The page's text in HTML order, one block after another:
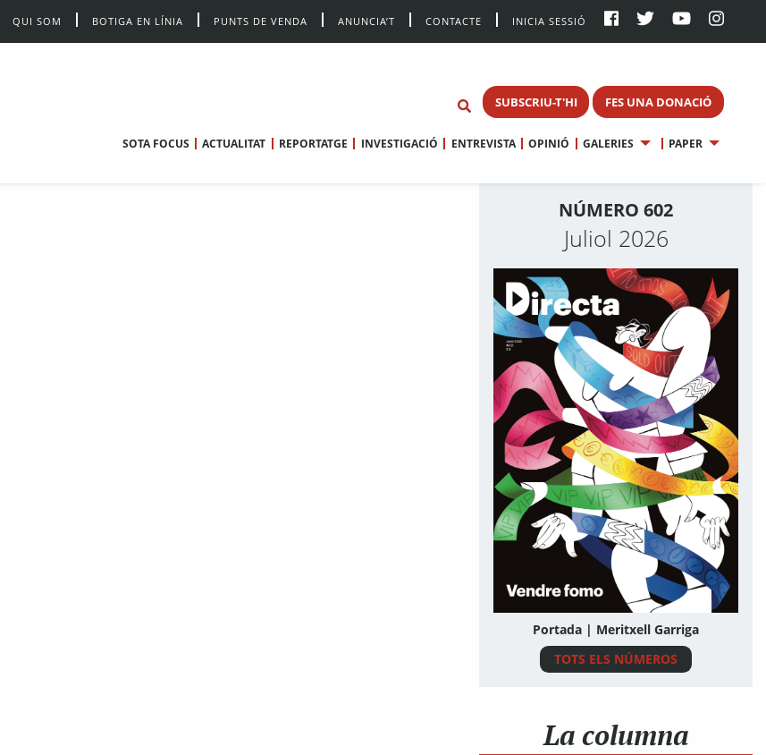
QUI SOM BOTIGA EN LÍNIA PUNTS DE VENDA ANUNCIA’T CONTACTE INICIA SESSIÓ
SUBSCRIU-T'HI FES UNA DONACIÓ
SOTA FOCUS ACTUALITAT REPORTATGE INVESTIGACIÓ ENTREVISTA OPINIÓ GALERIES PAPER
NÚMERO 602
Juliol 2026
Portada | Meritxell Garriga
TOTS ELS NÚMEROS
La columna